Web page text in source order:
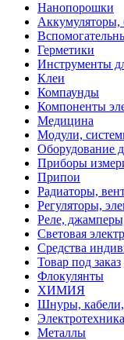
Нанопорошки
Аккумуляторы,
Герметики
Инструменты
Клеи
Компаунды
Компоненты
Медицина
Модули,
Оборудование
Приборы
Припои
Радиаторы,
Регуляторы,
Реле,
Световая
Средства
Товар под заказ
Флокулянты
ХИМИЯ
Шнуры,
Электротехника
Металлы